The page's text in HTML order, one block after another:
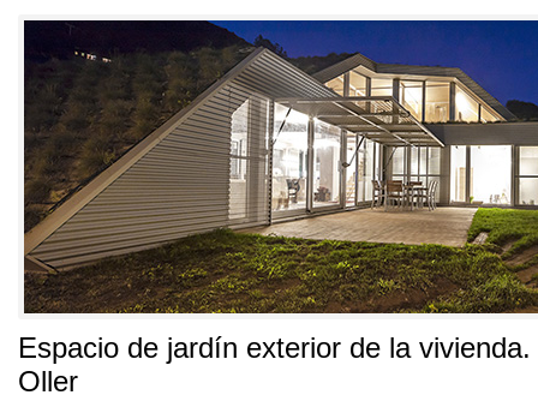
Espacio de jardín exterior de la vivienda.
Oller